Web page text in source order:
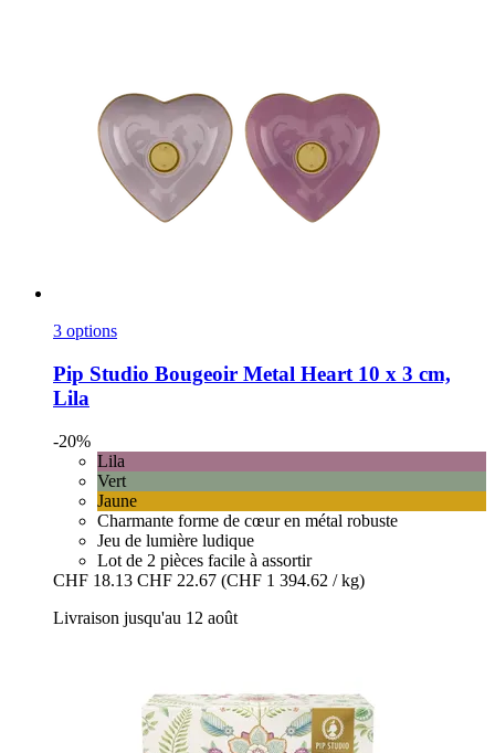
3 options
Pip Studio Bougeoir Metal Heart 10 x 3 cm,
Lila
-20%
Lila
Vert
Jaune
Charmante forme de cœur en métal robuste
Jeu de lumière ludique
Lot de 2 pièces facile à assortir
CHF 18.13 CHF 22.67 (CHF 1 394.62 / kg)
Livraison jusqu'au 12 août